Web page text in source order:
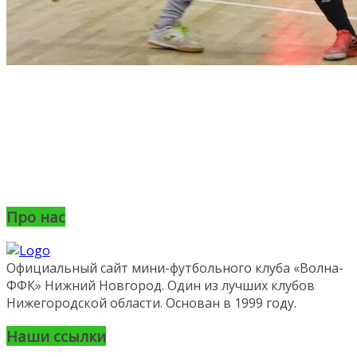
Про нас
Официальный сайт мини-футбольного клуба «Волна-
ФФК» Нижний Новгород. Один из лучших клубов
Нижегородской области. Основан в 1999 году.
Наши ссылки